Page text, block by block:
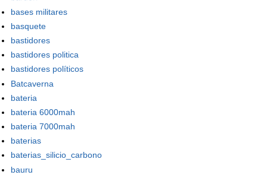
bases militares
basquete
bastidores
bastidores politica
bastidores políticos
Batcaverna
bateria
bateria 6000mah
bateria 7000mah
baterias
baterias_silicio_carbono
bauru